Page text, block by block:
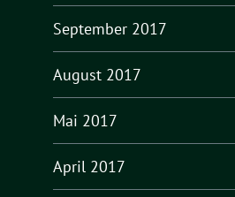
September 2017
August 2017
Mai 2017
April 2017